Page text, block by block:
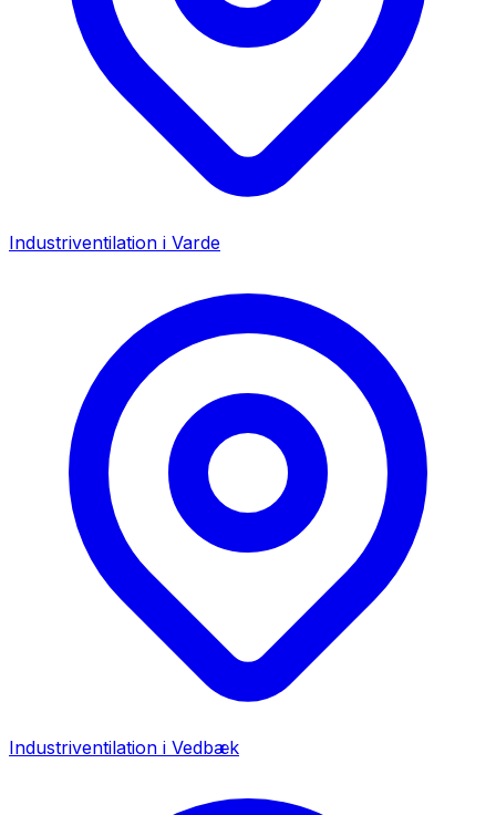
Industriventilation i Varde
Industriventilation i Vedbæk